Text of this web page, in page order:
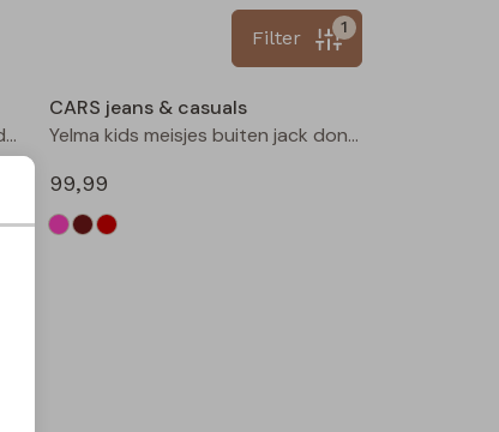
1
Filter
Yelma kids meisjes buiten jack oud rose
CARS jeans & casuals
Yelma kids meisjes buiten jack donker bruin
99,99